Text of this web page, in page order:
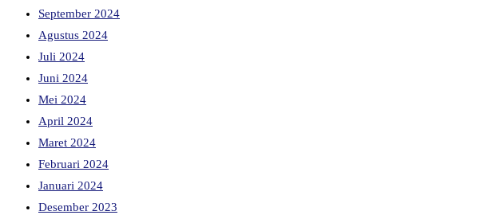
September 2024
Agustus 2024
Juli 2024
Juni 2024
Mei 2024
April 2024
Maret 2024
Februari 2024
Januari 2024
Desember 2023